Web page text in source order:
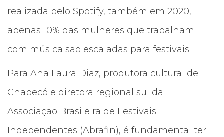
realizada pelo Spotify, também em 2020,
apenas 10% das mulheres que trabalham
com música são escaladas para festivais.
Para Ana Laura Diaz, produtora cultural de
Chapecó e diretora regional sul da
Associação Brasileira de Festivais
Independentes (Abrafin), é fundamental ter